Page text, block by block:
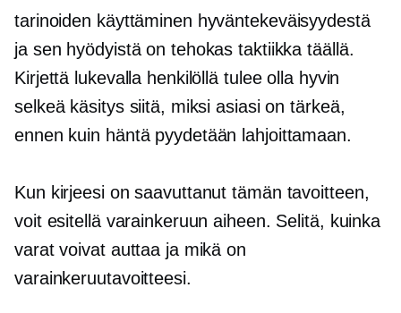
tarinoiden käyttäminen hyväntekeväisyydestä
ja sen hyödyistä on tehokas taktiikka täällä.
Kirjettä lukevalla henkilöllä tulee olla hyvin
selkeä käsitys siitä, miksi asiasi on tärkeä,
ennen kuin häntä pyydetään lahjoittamaan.
Kun kirjeesi on saavuttanut tämän tavoitteen,
voit esitellä varainkeruun aiheen. Selitä, kuinka
varat voivat auttaa ja mikä on
varainkeruutavoitteesi.